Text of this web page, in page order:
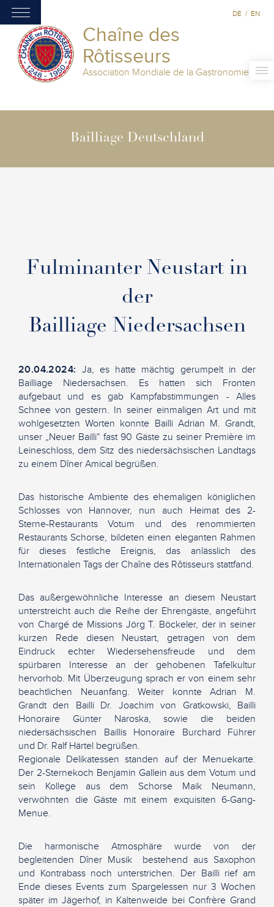
Chaîne des
Rôtisseurs
Association Mondiale de la Gastronomie
DE / EN
Bailliage Deutschland
Fulminanter Neustart in
der
Bailliage Niedersachsen
20.04.2024: Ja, es hatte mächtig gerumpelt in der
Bailliage Niedersachsen. Es hatten sich Fronten
aufgebaut und es gab Kampfabstimmungen - Alles
Schnee von gestern. In seiner einmaligen Art und mit
wohlgesetzten Worten konnte Bailli Adrian M. Grandt,
unser „Neuer Bailli“ fast 90 Gäste zu seiner Première im
Leineschloss, dem Sitz des niedersächsischen Landtags
zu einem Dîner Amical begrüßen.
Das historische Ambiente des ehemaligen königlichen
Schlosses von Hannover, nun auch Heimat des 2-
Sterne-Restaurants Votum und des renommierten
Restaurants Schorse, bildeten einen eleganten Rahmen
für dieses festliche Ereignis, das anlässlich des
Internationalen Tags der Chaîne des Rôtisseurs stattfand.
Das außergewöhnliche Interesse an diesem Neustart
unterstreicht auch die Reihe der Ehrengäste, angeführt
von Chargé de Missions Jörg T. Böckeler, der in seiner
kurzen Rede diesen Neustart, getragen von dem
Eindruck echter Wiedersehensfreude und dem
spürbaren Interesse an der gehobenen Tafelkultur
hervorhob. Mit Überzeugung sprach er von einem sehr
beachtlichen Neuanfang. Weiter konnte Adrian M.
Grandt den Bailli Dr. Joachim von Gratkowski, Bailli
Honoraire Günter Naroska, sowie die beiden
niedersächsischen Baillis Honoraire Burchard Führer
und Dr. Ralf Härtel begrüßen.
Regionale Delikatessen standen auf der Menuekarte.
Der 2-Sternekoch Benjamin Gallein aus dem Votum und
sein Kollege aus dem Schorse Maik Neumann,
verwöhnten die Gäste mit einem exquisiten 6-Gang-
Menue.
Die harmonische Atmosphäre wurde von der
begleitenden Dîner Musik bestehend aus Saxophon
und Kontrabass noch unterstrichen. Der Bailli rief am
Ende dieses Events zum Spargelessen nur 3 Wochen
später im Jägerhof, in Kaltenweide bei Confrère Grand